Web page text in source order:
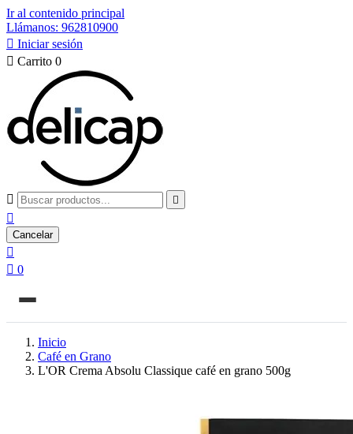
Ir al contenido principal
Llámanos: 962810900
 Iniciar sesión
 Carrito 0
 

Cancelar

 0
Inicio
Café en Grano
L'OR Crema Absolu Classique café en grano 500g